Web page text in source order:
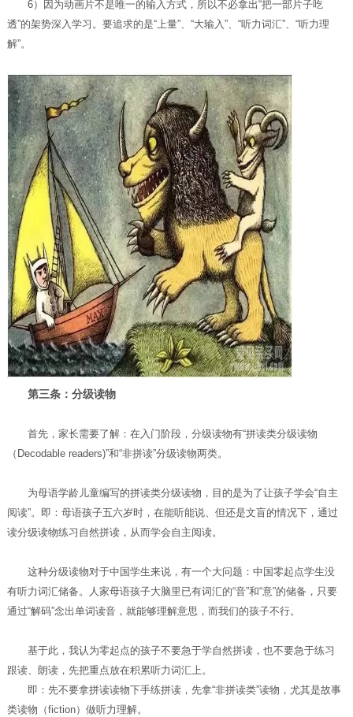
6）因为动画片不是唯一的输入方式，所以不必拿出“把一部片子吃
透”的架势深入学习。要追求的是“上量”、“大输入”、“听力词汇”、“听力理
解”。
第三条：分级读物
首先，家长需要了解：在入门阶段，分级读物有“拼读类分级读物
（Decodable readers)”和“非拼读”分级读物两类。
为母语学龄儿童编写的拼读类分级读物，目的是为了让孩子学会“自主
阅读”。即：母语孩子五六岁时，在能听能说、但还是文盲的情况下，通过
读分级读物练习自然拼读，从而学会自主阅读。
这种分级读物对于中国学生来说，有一个大问题：中国零起点学生没
有听力词汇储备。人家母语孩子大脑里已有词汇的“音”和“意”的储备，只要
通过“解码”念出单词读音，就能够理解意思，而我们的孩子不行。
基于此，我认为零起点的孩子不要急于学自然拼读，也不要急于练习
跟读、朗读，先把重点放在积累听力词汇上。
即：先不要拿拼读读物下手练拼读，先拿“非拼读类”读物，尤其是故事
类读物（fiction）做听力理解。